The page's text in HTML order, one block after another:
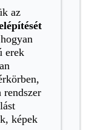
az
erek
rendszer
képek